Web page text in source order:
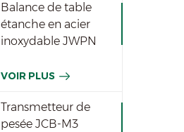
Balance de table
étanche en acier
inoxydable JWPN
VOIR PLUS
Transmetteur de
pesée JCB-M3